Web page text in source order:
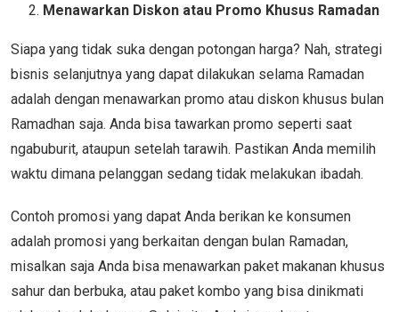
Menawarkan Diskon atau Promo Khusus Ramadan
Siapa yang tidak suka dengan potongan harga? Nah, strategi
bisnis selanjutnya yang dapat dilakukan selama Ramadan
adalah dengan menawarkan promo atau diskon khusus bulan
Ramadhan saja. Anda bisa tawarkan promo seperti saat
ngabuburit, ataupun setelah tarawih. Pastikan Anda memilih
waktu dimana pelanggan sedang tidak melakukan ibadah.
Contoh promosi yang dapat Anda berikan ke konsumen
adalah promosi yang berkaitan dengan bulan Ramadan,
misalkan saja Anda bisa menawarkan paket makanan khusus
sahur dan berbuka, atau paket kombo yang bisa dinikmati